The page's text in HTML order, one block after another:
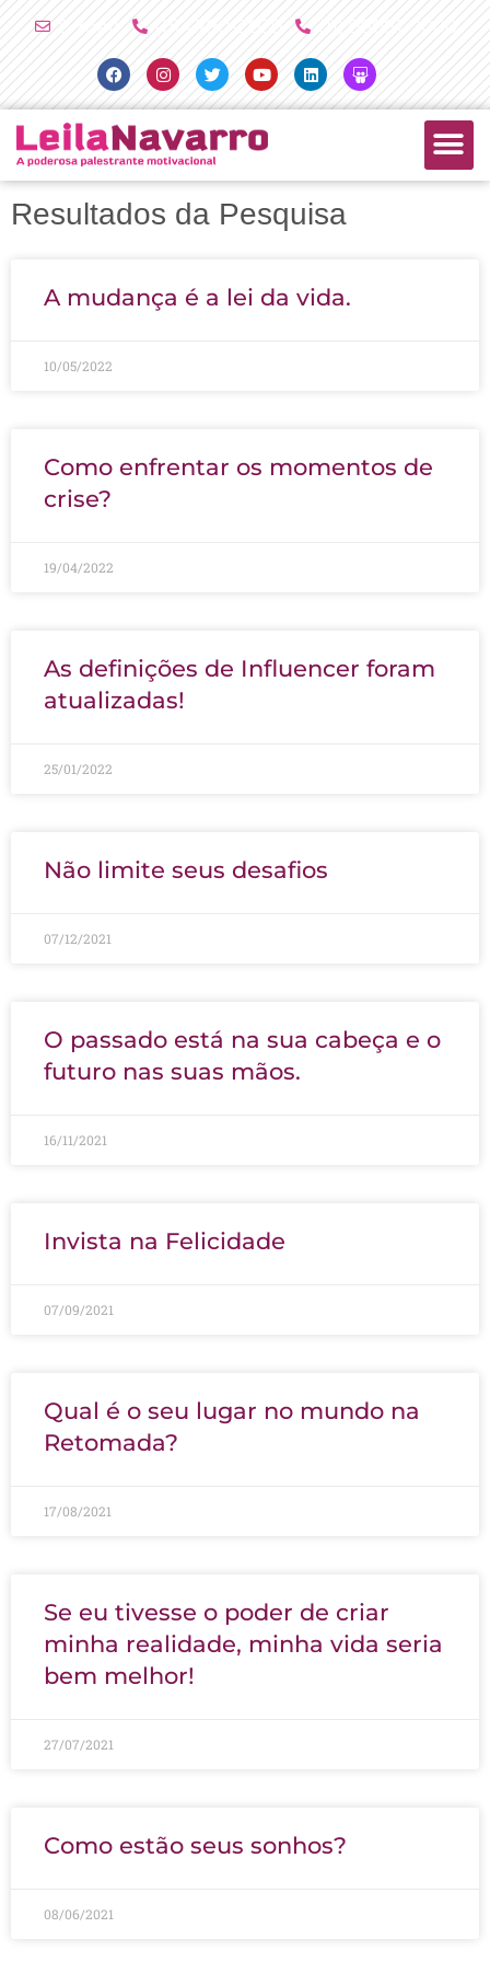
conteúdo
FacebookInstagramTwitterYoutubeLinkedinSlideshare
Resultados da Pesquisa
A mudança é a lei da vida.
10/05/2022
Como enfrentar os momentos de
crise?
19/04/2022
As definições de Influencer foram
atualizadas!
25/01/2022
Não limite seus desafios
07/12/2021
O passado está na sua cabeça e o
futuro nas suas mãos.
16/11/2021
Invista na Felicidade
07/09/2021
Qual é o seu lugar no mundo na
Retomada?
17/08/2021
Se eu tivesse o poder de criar
minha realidade, minha vida seria
bem melhor!
27/07/2021
Como estão seus sonhos?
08/06/2021